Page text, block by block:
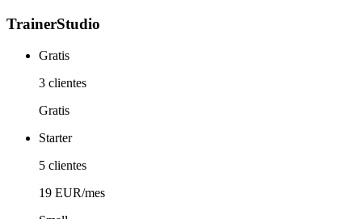
TrainerStudio
Gratis
3 clientes
Gratis
Starter
5 clientes
19 EUR/mes